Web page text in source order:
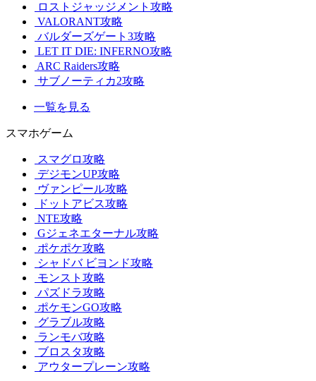
ロストジャッジメント攻略
VALORANT攻略
バルダーズゲート3攻略
LET IT DIE: INFERNO攻略
ARC Raiders攻略
サブノーティカ2攻略
一覧を見る
スマホゲーム
スマグロ攻略
デジモンUP攻略
ヴァンピール攻略
ドットアビス攻略
NTE攻略
Gジェネエターナル攻略
ポケポケ攻略
シャドバ ビヨンド攻略
モンスト攻略
パズドラ攻略
ポケモンGO攻略
グラブル攻略
ランモバ攻略
ブロスタ攻略
アウタープレーン攻略